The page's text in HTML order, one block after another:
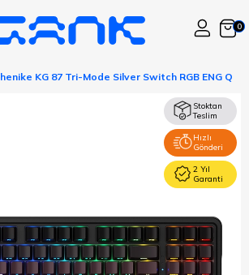
0
Stoktan
Teslim
Hızlı
Gönderi
2 Yıl
Garanti